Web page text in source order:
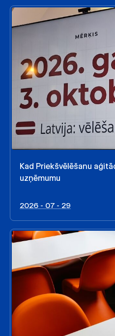
Kad Priekšvēlēšanu
uzņēmumu
2026 - 07 - 29